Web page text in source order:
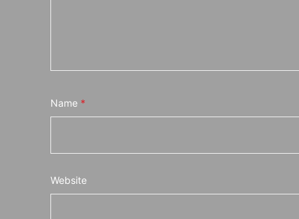
Name *
Website